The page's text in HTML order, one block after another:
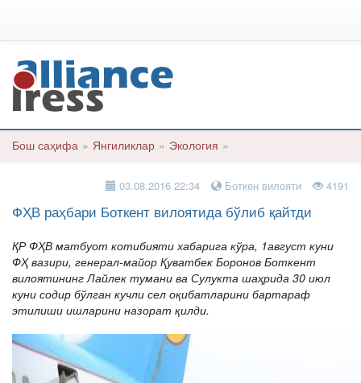
Бош саҳифа » Янгиликлар » Экология »
03.08.2016 22:34 Боткен вилояти 4191
ФҲВ раҳбари Боткент вилоятида бўлиб қайтди
ҚР ФҲВ матбуот котибияти хабарига кўра, 1август куни
ФҲ вазири, генерал-майор Қуватбек Боронов Боткент
вилоятининг Лайлек тумани ва Сулукта шаҳрида 30 июл
куни содир бўлган кучли сел оқибатларини бартараф
этилиши ишларини назорат қилди.